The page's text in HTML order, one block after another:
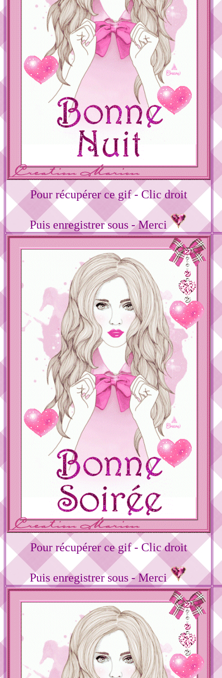
Pour récupérer ce gif - Clic droit
Puis enregistrer sous - Merci
Pour récupérer ce gif - Clic droit
Puis enregistrer sous - Merci